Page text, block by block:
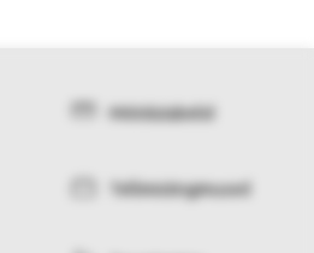
Mõõdutabelid
Tellimistingimused